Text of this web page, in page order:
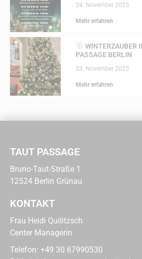
24. November 2025
Mehr erfahren
WINTERZAUBER
PASSAGE BERLIN
23. November 2025
Mehr erfahren
TAUT PASSAGE
Bruno-Taut-Straße 1
12524 Berlin Grünau
KONTAKT
Frau Heidi Quilitzsch
Center Managerin
Telefon: +49 30 67990530